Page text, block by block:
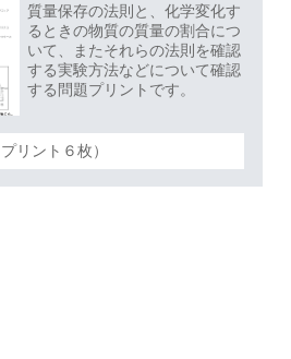
質量保存の法則と、化学変化す
るときの物質の質量の割合につ
いて、またそれらの法則を確認
する実験方法などについて確認
する問題プリントです。
プリント６枚）